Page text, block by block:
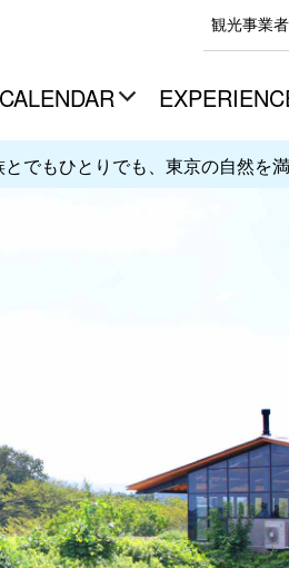
観光事業
CALENDAR
とでもひとりでも、東京の自然を